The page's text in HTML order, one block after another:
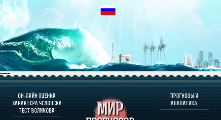
----
ОН-ЛАЙН ОЦЕНКА
ХАРАКТЕРА ЧЕЛОВЕКА
ТЕСТ ВОЛИКОВА
ПРОГНОЗЫ И
АНАЛИТИКА
О ПРОГРАММЕ
ОЦЕНКА ХАРАКТЕРA ЧЕЛОВЕКА